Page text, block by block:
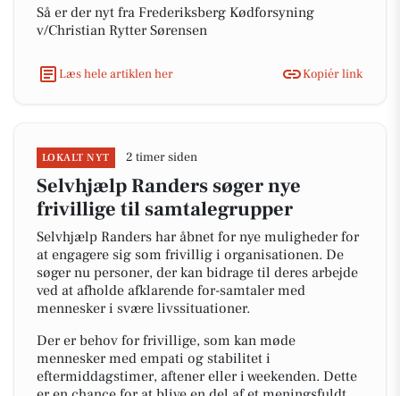
Så er der nyt fra Frederiksberg Kødforsyning
v/Christian Rytter Sørensen
Læs hele artiklen her Kopiér link
LOKALT NYT 2 timer siden
Selvhjælp Randers søger nye
frivillige til samtalegrupper
Selvhjælp Randers har åbnet for nye muligheder for
at engagere sig som frivillig i organisationen. De
søger nu personer, der kan bidrage til deres arbejde
ved at afholde afklarende for-samtaler med
mennesker i svære livssituationer.
Der er behov for frivillige, som kan møde
mennesker med empati og stabilitet i
eftermiddagstimer, aftener eller i weekenden. Dette